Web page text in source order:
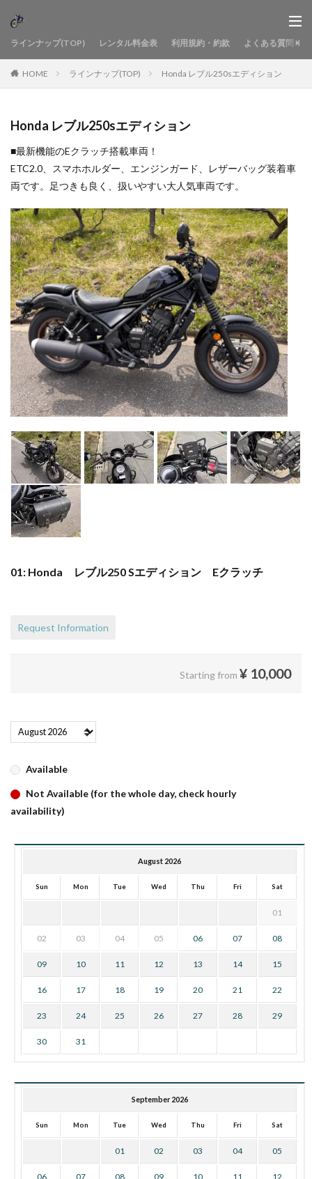
ラインナップ(TOP) レンタル料金表 利用規約・約款 よくある質問
HOME ラインナップ(TOP) Honda レブル250sエディション
Honda レブル250sエディション
■最新機能のEクラッチ搭載車両！
ETC2.0、スマホホルダー、エンジンガード、レザーバッグ装着車
両です。足つきも良く、扱いやすい大人気車両です。
01: Honda レブル250 Sエディション Eクラッチ
Request Information
Starting from ¥ 10,000
Available
Not Available (for the whole day, check hourly
availability)
August 2026
Sun Mon Tue Wed Thu Fri Sat
01
02 03 04 05 06 07 08
09 10 11 12 13 14 15
16 17 18 19 20 21 22
23 24 25 26 27 28 29
30 31
September 2026
Sun Mon Tue Wed Thu Fri Sat
01 02 03 04 05
06 07 08 09 10 11 12